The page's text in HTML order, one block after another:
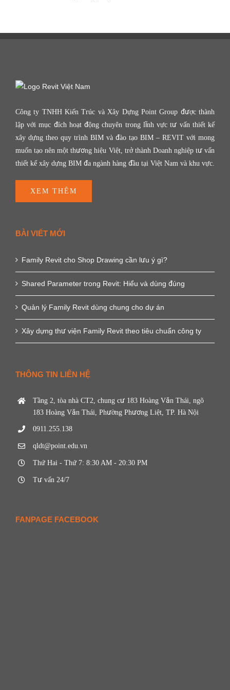
Công ty TNHH Kiến Trúc và Xây Dựng Point Group được thành
lập với mục đích hoạt động chuyên trong lĩnh vực tư vấn thiết kế
xây dựng theo quy trình BIM và đào tạo BIM – REVIT với mong
muốn tạo nên một thương hiệu Việt, trở thành Doanh nghiệp tư vấn
thiết kế xây dựng BIM đa ngành hàng đầu tại Việt Nam và khu vực.
XEM THÊM
BÀI VIẾT MỚI
Family Revit cho Shop Drawing cần lưu ý gì?
Shared Parameter trong Revit: Hiểu và dùng đúng
Quản lý Family Revit dùng chung cho dự án
Xây dựng thư viện Family Revit theo tiêu chuẩn công ty
THÔNG TIN LIÊN HỆ
Tầng 2, tòa nhà CT2, chung cư 183 Hoàng Văn Thái, ngõ
183 Hoàng Văn Thái, Phường Phương Liệt, TP. Hà Nội
0911.255.138
qldt@point.edu.vn
Thứ Hai - Thứ 7: 8:30 AM - 20:30 PM
Tư vấn 24/7
FANPAGE FACEBOOK